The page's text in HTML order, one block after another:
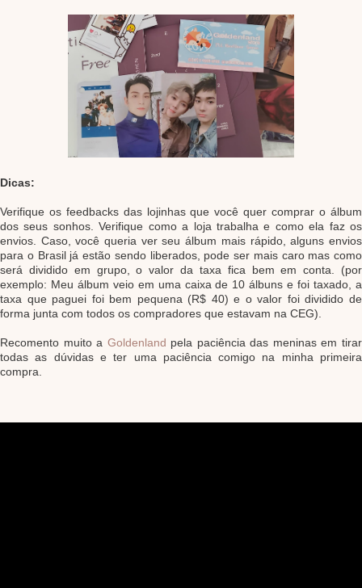
Dicas:
Verifique os feedbacks das lojinhas que você quer comprar o álbum
dos seus sonhos. Verifique como a loja trabalha e como ela faz os
envios. Caso, você queria ver seu álbum mais rápido, alguns envios
para o Brasil já estão sendo liberados, pode ser mais caro mas como
será dividido em grupo, o valor da taxa fica bem em conta. (por
exemplo: Meu álbum veio em uma caixa de 10 álbuns e foi taxado, a
taxa que paguei foi bem pequena (R$ 40) e o valor foi dividido de
forma junta com todos os compradores que estavam na CEG).
Recomento muito a Goldenland pela paciência das meninas em tirar
todas as dúvidas e ter uma paciência comigo na minha primeira
compra.